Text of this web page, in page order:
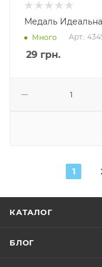
Медаль
Много Арт.:
29 грн.
1
КАТАЛОГ
БЛОГ